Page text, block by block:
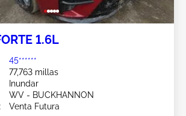
1.6L
45******
77,763 millas
Inundar
WV - BUCKHANNON
Venta Futura